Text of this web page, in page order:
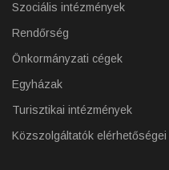
Szociális intézmények
Rendőrség
Önkormányzati cégek
Egyházak
Turisztikai intézmények
Közszolgáltatók elérhetőségei